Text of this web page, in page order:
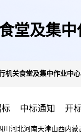
堂及集
机关食堂及集中作业中
中标通知 开
川 河北河南天津山西内蒙